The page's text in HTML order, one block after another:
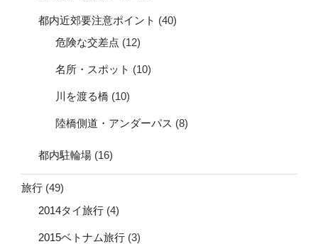
都内近郊要注意ポイント (40)
危険な交差点 (12)
名所・スポット (10)
川を渡る橋 (10)
陸橋側道・アンダーパス (8)
都内駐輪場 (16)
旅行 (49)
2014タイ旅行 (4)
2015ベトナム旅行 (3)